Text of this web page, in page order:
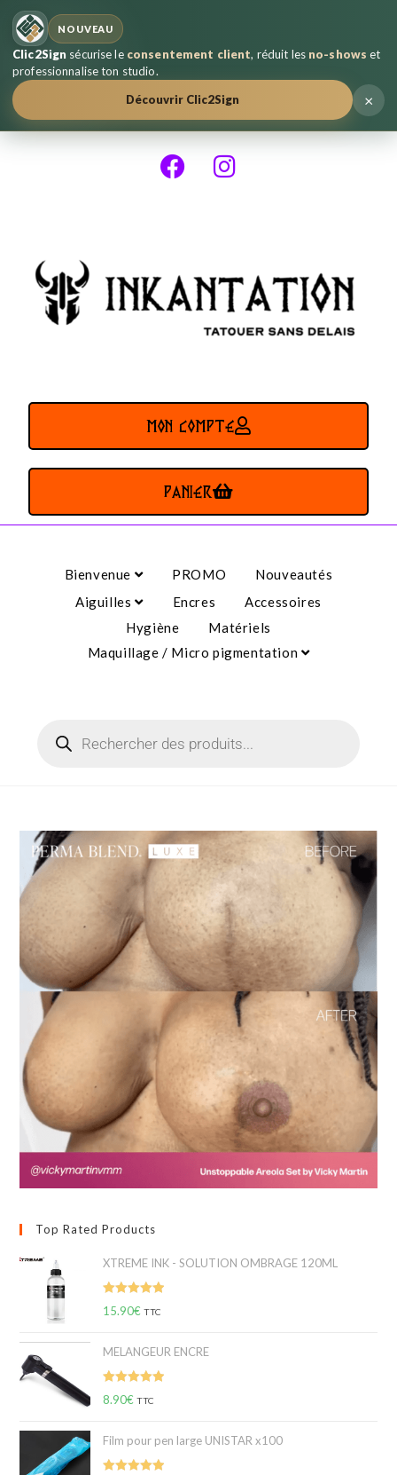
NOUVEAU
Clic2Sign sécurise le consentement client, réduit les no-shows et
professionnalise ton studio.
Découvrir Clic2Sign
×
MON COMPTE
PANIER
Bienvenue PROMO
Nouveautés
Aiguilles
Encres
Accessoires
Hygiène
Matériels
Maquillage / Micro pigmentation
Top Rated Products
XTREME INK - SOLUTION OMBRAGE 120ML
Note5.00
15.90€ TTC
MELANGEUR ENCRE
Note5.00
8.90€ TTC
Film pour pen large UNISTAR x100